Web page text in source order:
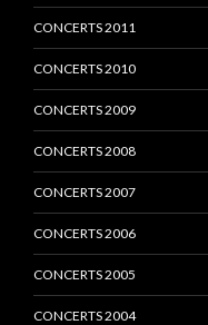
CONCERTS 2011
CONCERTS 2010
CONCERTS 2009
CONCERTS 2008
CONCERTS 2007
CONCERTS 2006
CONCERTS 2005
CONCERTS 2004